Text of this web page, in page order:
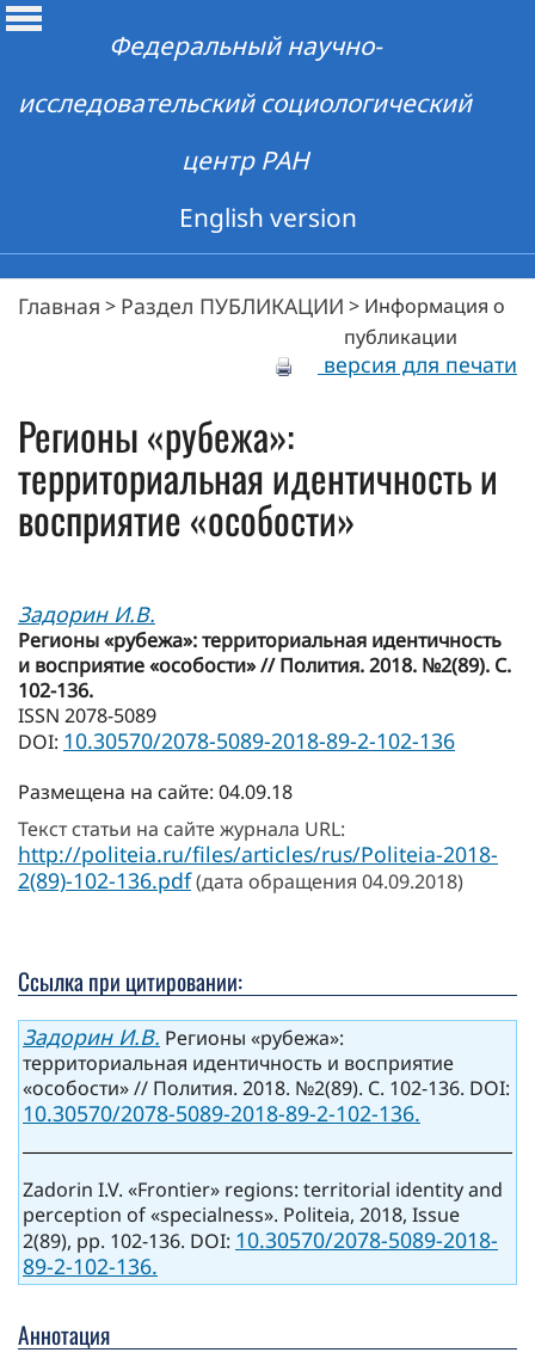
Федеральный научно-
исследовательский социологический
центр РАН
English version
Главная > Раздел ПУБЛИКАЦИИ > Информация о
публикации
версия для печати
Регионы «рубежа»:
территориальная идентичность и
восприятие «особости»
Задорин И.В.
Регионы «рубежа»: территориальная идентичность
и восприятие «особости» // Полития. 2018. №2(89). С.
102-136.
ISSN 2078-5089
DOI: 10.30570/2078-5089-2018-89-2-102-136
Размещена на сайте: 04.09.18
Текст статьи на сайте журнала URL:
http://politeia.ru/files/articles/rus/Politeia-2018-
2(89)-102-136.pdf(дата обращения 04.09.2018)
Ссылка при цитировании:
Задорин И.В. Регионы «рубежа»:
территориальная идентичность и восприятие
«особости» // Полития. 2018. №2(89). С. 102-136. DOI:
10.30570/2078-5089-2018-89-2-102-136.
Zadorin I.V. «Frontier» regions: territorial identity and
perception of «specialness». Politeia, 2018, Issue
2(89), pp. 102-136. DOI: 10.30570/2078-5089-2018-
89-2-102-136.
Аннотация